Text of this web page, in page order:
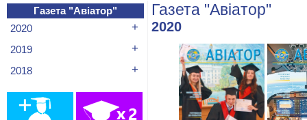
Газета "Авіатор"
2020
Газета "Авіатор"
2020
+
2019 +
2018 +